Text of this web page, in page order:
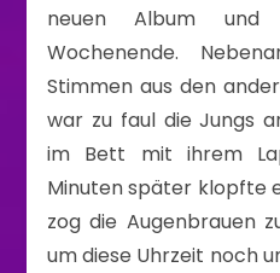
neuen Album
Wochenende.
Stimmen aus den
war zu faul die Jungs
im Bett mit ihrem
Minuten später klopfte
zog die Augenbrauen
um diese Uhrzeit noch